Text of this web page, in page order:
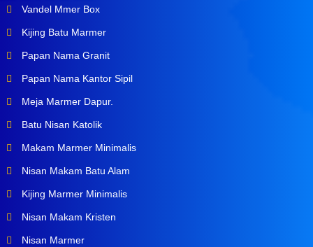
Vandel Mmer Box
Kijing Batu Marmer
Papan Nama Granit
Papan Nama Kantor Sipil
Meja Marmer Dapur.
Batu Nisan Katolik
Makam Marmer Minimalis
Nisan Makam Batu Alam
Kijing Marmer Minimalis
Nisan Makam Kristen
Nisan Marmer